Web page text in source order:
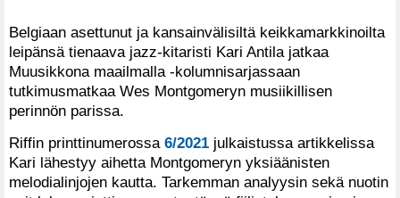
Belgiaan asettunut ja kansainvälisiltä keikkamarkkinoilta
leipänsä tienaava jazz-kitaristi Kari Antila jatkaa
Muusikkona maailmalla -kolumnisarjassaan
tutkimusmatkaa Wes Montgomeryn musiikillisen
perinnön parissa.
Riffin printtinumerossa 6/2021 julkaistussa artikkelissa
Kari lähestyy aihetta Montgomeryn yksiäänisten
melodialinjojen kautta. Tarkemman analyysin sekä nuotin